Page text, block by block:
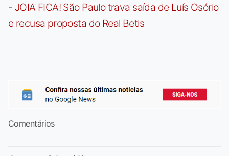
- JOIA FICA! São Paulo trava saída de Luís Osório
e recusa proposta do Real Betis
Comentários